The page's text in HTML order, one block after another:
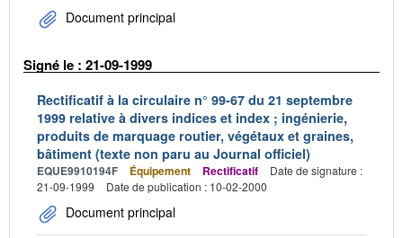
Document principal
Signé le : 21-09-1999
Rectificatif à la circulaire n° 99-67 du 21 septembre
1999 relative à divers indices et index ; ingénierie,
produits de marquage routier, végétaux et graines,
bâtiment (texte non paru au Journal officiel)
EQUE9910194F Équipement Rectificatif
Date de signature :
21-09-1999
Date de publication : 10-02-2000
Document principal